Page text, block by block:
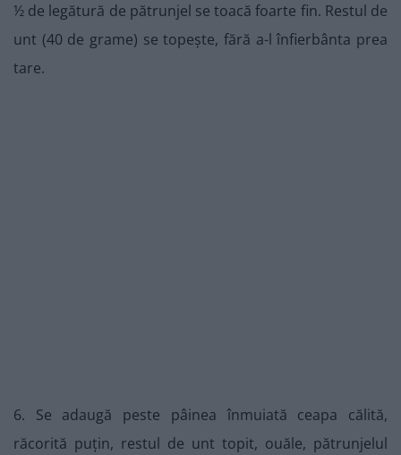
½ de legătură de pătrunjel se toacă foarte fin. Restul de
unt (40 de grame) se topește, fără a-l înfierbânta prea
tare.
6. Se adaugă peste pâinea înmuiată ceapa călită,
răcorită puțin, restul de unt topit, ouăle, pătrunjelul